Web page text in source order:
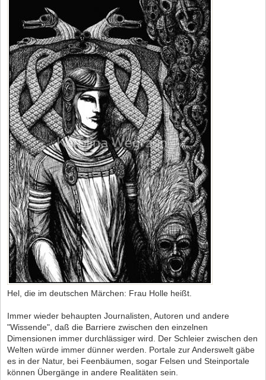
Hel, die im deutschen Märchen: Frau Holle heißt.
Immer wieder behaupten Journalisten, Autoren und andere
"Wissende", daß die Barriere zwischen den einzelnen
Dimensionen immer durchlässiger wird. Der Schleier zwischen den
Welten würde immer dünner werden. Portale zur Anderswelt gäbe
es in der Natur, bei Feenbäumen, sogar Felsen und Steinportale
können Übergänge in andere Realitäten sein.